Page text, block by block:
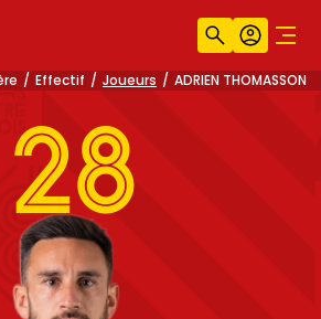
Recherche
Effectif Joueurs ADRIEN THOMASSON
28